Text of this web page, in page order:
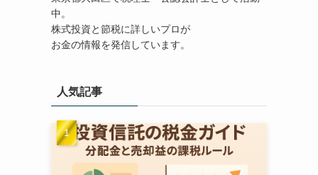
中。
株式投資と節税に詳しいプロが
お金の情報を発信しています。
人気記事